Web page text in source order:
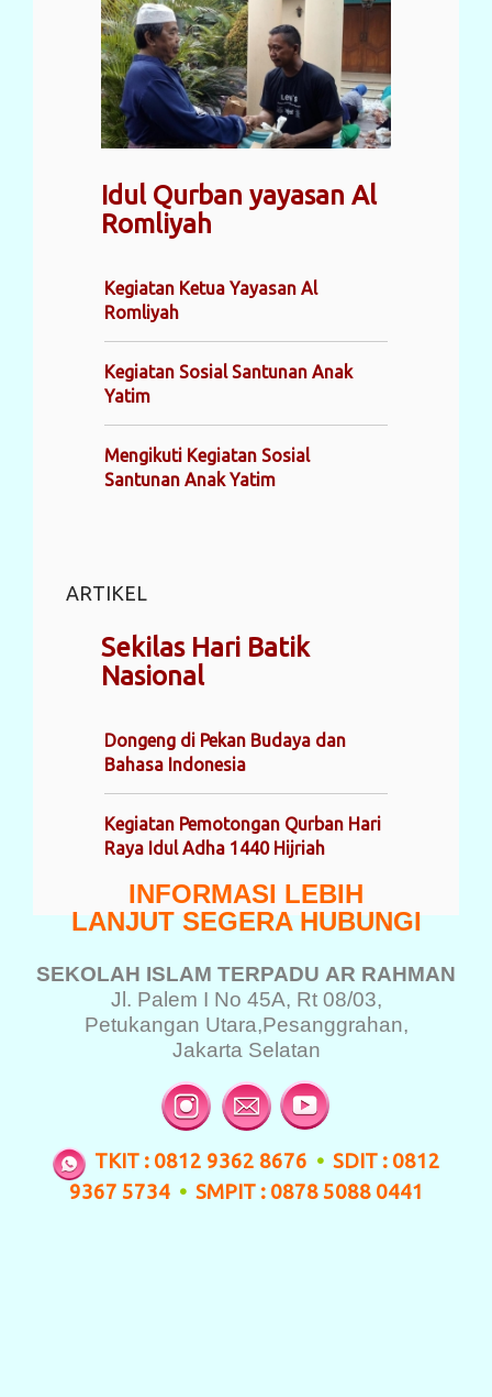
Idul Qurban yayasan Al
Romliyah
Kegiatan Ketua Yayasan Al
Romliyah
Kegiatan Sosial Santunan Anak
Yatim
Mengikuti Kegiatan Sosial
Santunan Anak Yatim
ARTIKEL
Sekilas Hari Batik
Nasional
Dongeng di Pekan Budaya dan
Bahasa Indonesia
Kegiatan Pemotongan Qurban Hari
Raya Idul Adha 1440 Hijriah
INFORMASI LEBIH
LANJUT SEGERA HUBUNGI
SEKOLAH ISLAM TERPADU AR RAHMAN
Jl. Palem I No 45A, Rt 08/03,
Petukangan Utara,Pesanggrahan,
Jakarta Selatan
TKIT : 0812 9362 8676 • SDIT : 0812
9367 5734 • SMPIT : 0878 5088 0441